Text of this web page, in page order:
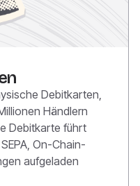
Debitkarten,
Händlern
Debitkarte führt
On-Chain-
aufgeladen